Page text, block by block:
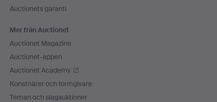
Auctionets garanti
Mer från Auctionet
Auctionet Magazine
Auctionet-appen
Auctionet Academy
Konstnärer och formgivare
Teman och slagauktioner